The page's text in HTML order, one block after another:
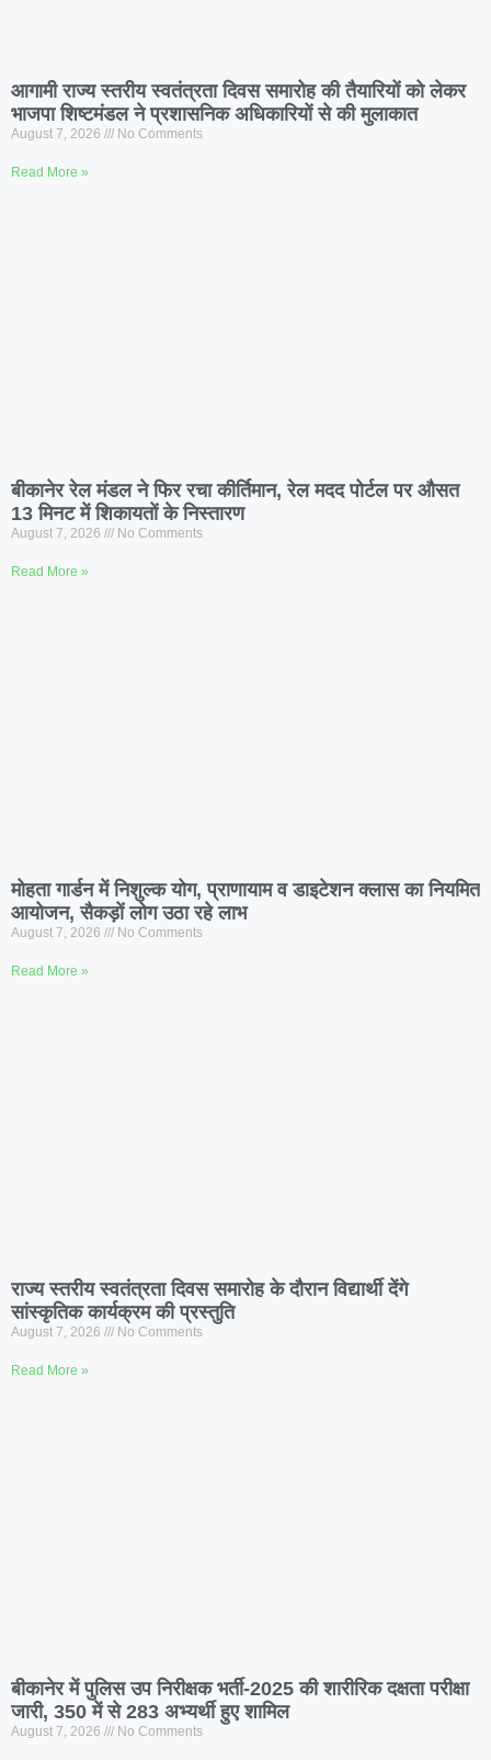
आगामी राज्य स्तरीय स्वतंत्रता दिवस समारोह की तैयारियों को लेकर
भाजपा शिष्टमंडल ने प्रशासनिक अधिकारियों से की मुलाकात
August 7, 2026 No Comments
Read More »
बीकानेर रेल मंडल ने फिर रचा कीर्तिमान, रेल मदद पोर्टल पर औसत
13 मिनट में शिकायतों के निस्तारण
August 7, 2026 No Comments
Read More »
मोहता गार्डन में निशुल्क योग, प्राणायाम व डाइटेशन क्लास का नियमित
आयोजन, सैकड़ों लोग उठा रहे लाभ
August 7, 2026 No Comments
Read More »
राज्य स्तरीय स्वतंत्रता दिवस समारोह के दौरान विद्यार्थी देंगे
सांस्कृतिक कार्यक्रम की प्रस्तुति
August 7, 2026 No Comments
Read More »
बीकानेर में पुलिस उप निरीक्षक भर्ती-2025 की शारीरिक दक्षता परीक्षा
जारी, 350 में से 283 अभ्यर्थी हुए शामिल
August 7, 2026 No Comments